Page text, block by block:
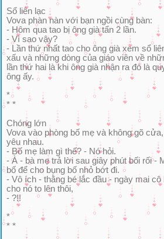
Sổ liên lạc
Vova phàn nàn với bạn ngồi cùng bàn:
- Hôm qua tao bị ông già tẩn 2 lần.
- Vì sao vậy?
- Lần thứ nhất tao cho ông già xem sổ
xấu và những dòng của giáo viên về
lần thứ hai là khi ông già nhận ra đó là
ông ấy.
*
* *
Chóng lớn
Vova vào phòng bố mẹ và không gõ
yêu nhau.
- Bố mẹ làm gì thế? - Nó hỏi.
- À - bà mẹ trả lời sau giây phút bối rối -
bố để cho bụng bố nhỏ bớt đi.
- Vô ích - thằng bé lắc đầu - ngày mai
cho nó to lên thôi,
- ?!!
*
* *